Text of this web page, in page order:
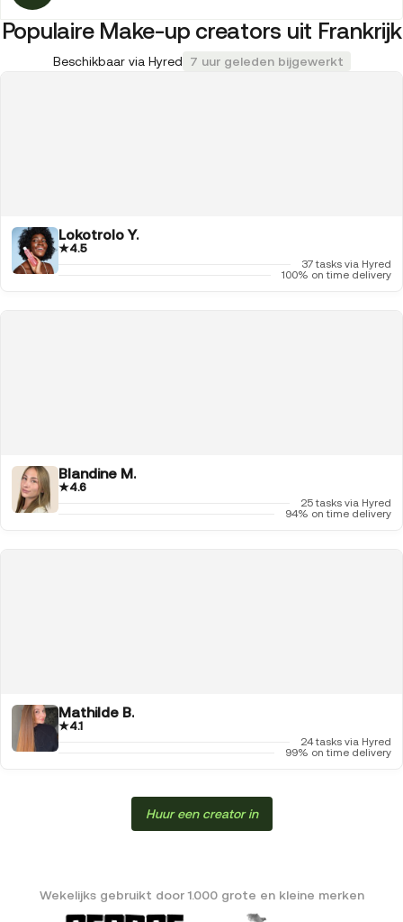
Populaire Make-up creators uit Frankrijk
Beschikbaar via Hyred 7 uur geleden bijgewerkt
Lokotrolo Y.
★4.5
37 tasks via Hyred
100% on time delivery
Blandine M.
★4.6
25 tasks via Hyred
94% on time delivery
Mathilde B.
★4.1
24 tasks via Hyred
99% on time delivery
Huur een creator in
Wekelijks gebruikt door 1.000 grote en kleine merken